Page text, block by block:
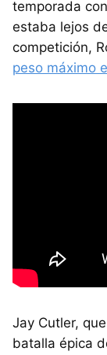
temporada
estaba lejos
competición,
peso máximo
Jay Cutler,
batalla épica